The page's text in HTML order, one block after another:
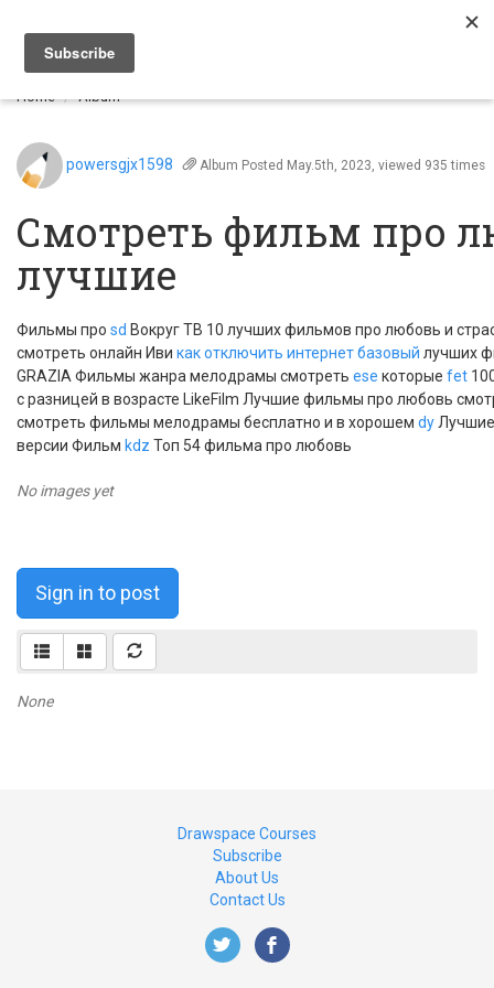
Home Album
powersgjx1598 Album Posted May.5th, 2023, viewed 935 times
Смотреть фильм про
лучшие
Фильмы про sd Вокруг ТВ 10 лучших фильмов про любовь и
смотреть онлайн Иви как отключить интернет базовый лучших
GRAZIA Фильмы жанра мелодрамы смотреть ese которые fet
с разницей в возрасте LikeFilm Лучшие фильмы про любовь
смотреть фильмы мелодрамы бесплатно и в хорошем dy
версии Фильм kdz Топ 54 фильма про любовь
No images yet
Sign in to post
None
Drawspace Courses
Subscribe
About Us
Contact Us